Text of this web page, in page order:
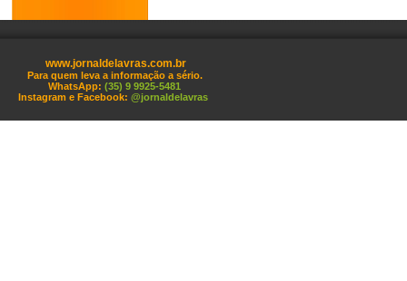
www.jornaldelavras.com.br
Para quem leva a informação a sério.
WhatsApp: (35) 9 9925-5481
Instagram e Facebook: @jornaldelavras